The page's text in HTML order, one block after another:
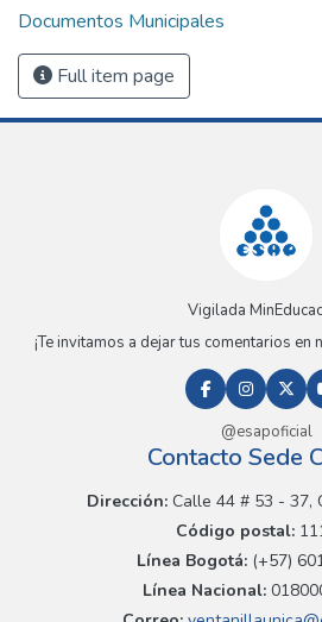
Documentos Municipales
Full item page
Vigilada
¡Te invitamos a dejar tus comentarios en
@esapoficial
Contacto Sede
Dirección:Calle 44 # 53 - 37,
Código postal:
Línea Bogotá:(+57)
Línea Nacional: